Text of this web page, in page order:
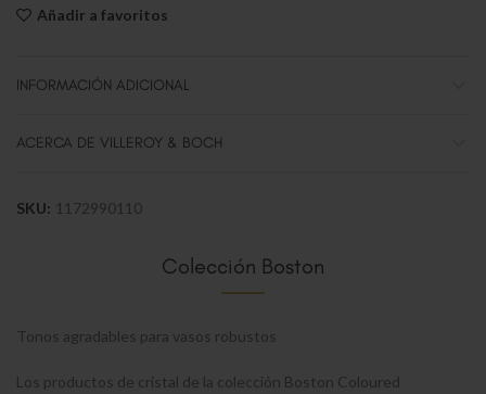
Añadir a favoritos
INFORMACIÓN ADICIONAL
ACERCA DE VILLEROY & BOCH
SKU: 1172990110
Colección Boston
Tonos agradables para vasos robustos
Los productos de cristal de la colección Boston Coloured